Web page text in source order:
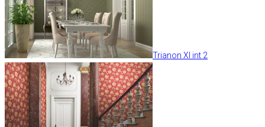
Trianon XI int 2